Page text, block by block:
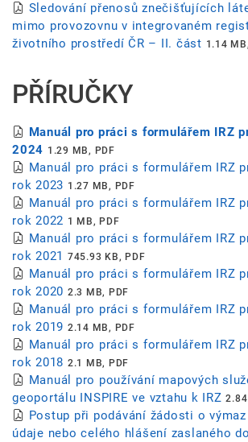
Sledování přenosů znečišťujících
mimo provozovnu v integrovaném
životního prostředí ČR – II. část 1.14
PŘÍRUČKY
Manuál pro práci s formulářem IRZ
2024 1.29 MB, PDF
Manuál pro práci s formulářem IRZ
rok 2023 1.27 MB, PDF
Manuál pro práci s formulářem IRZ
rok 2022 1 MB, PDF
Manuál pro práci s formulářem IRZ
rok 2021
745.93 KB, PDF
Manuál pro práci s formulářem IRZ
rok 2020 2.3 MB, PDF
Manuál pro práci s formulářem IRZ
rok 2019 2.14 MB, PDF
Manuál pro práci s formulářem IRZ
rok 2018 2.1 MB, PDF
Manuál pro používání mapových
geoportálu INSPIRE ve vztahu k IRZ
Postup při podávání žádosti o
údaje nebo celého hlášení zaslaného